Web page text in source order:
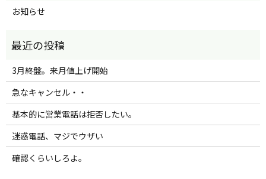
お知らせ
3月終盤。来月値上げ開始
急なキャンセル・・
基本的に営業電話は拒否したい。
迷惑電話、マジでウザい
確認くらいしろよ。